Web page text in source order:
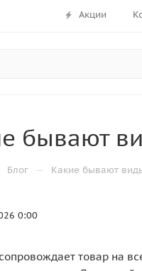
Акции
бывают
Блог — Какие бывают
0:00
товар на